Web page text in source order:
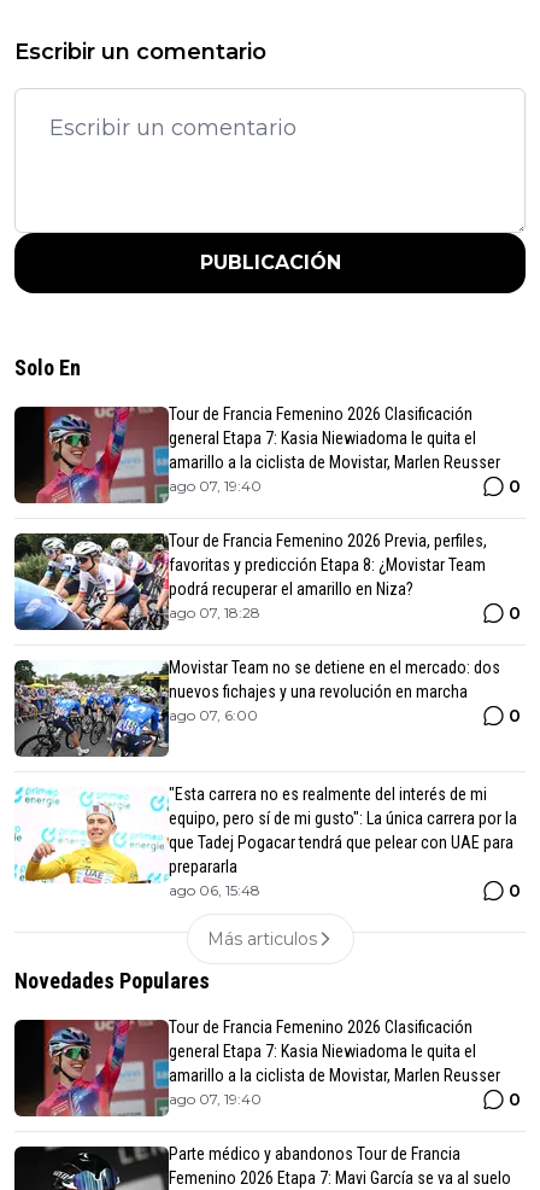
Escribir un comentario
PUBLICACIÓN
Solo En
Tour de Francia Femenino 2026 Clasificación
general Etapa 7: Kasia Niewiadoma le quita el
amarillo a la ciclista de Movistar, Marlen Reusser
ago 07, 19:40 0
Tour de Francia Femenino 2026 Previa, perfiles,
favoritas y predicción Etapa 8: ¿Movistar Team
podrá recuperar el amarillo en Niza?
ago 07, 18:28 0
Movistar Team no se detiene en el mercado: dos
nuevos fichajes y una revolución en marcha
ago 07, 6:00 0
"Esta carrera no es realmente del interés de mi
equipo, pero sí de mi gusto": La única carrera por la
que Tadej Pogacar tendrá que pelear con UAE para
prepararla
ago 06, 15:48 0
Más articulos
Novedades Populares
Tour de Francia Femenino 2026 Clasificación
general Etapa 7: Kasia Niewiadoma le quita el
amarillo a la ciclista de Movistar, Marlen Reusser
ago 07, 19:40 0
Parte médico y abandonos Tour de Francia
Femenino 2026 Etapa 7: Mavi García se va al suelo